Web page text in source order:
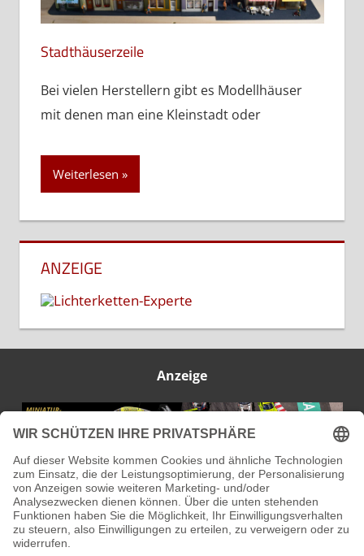
Stadthäuserzeile
Bei vielen Herstellern gibt es Modellhäuser
mit denen man eine Kleinstadt oder
Weiterlesen
ANZEIGE
Anzeige
IMPRESSUM